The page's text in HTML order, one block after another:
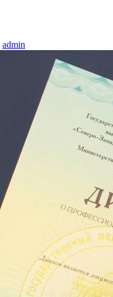
admin